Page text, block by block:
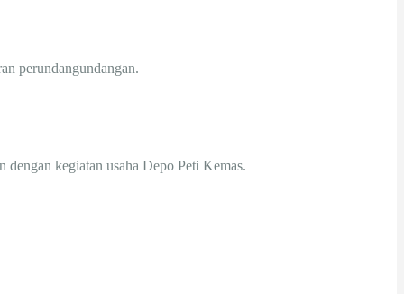
perundangundangan.
dengan kegiatan usaha Depo Peti Kemas.